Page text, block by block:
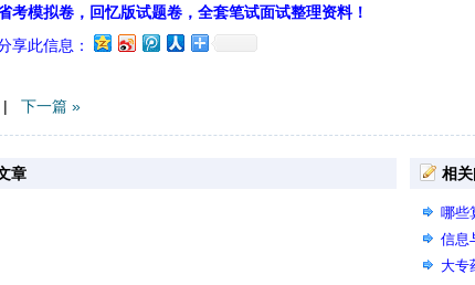
考模拟卷，回忆版试题卷，全套笔试面试整理资料！
享此信息：
| 下一篇 »
章 相
哪些
信息
大专